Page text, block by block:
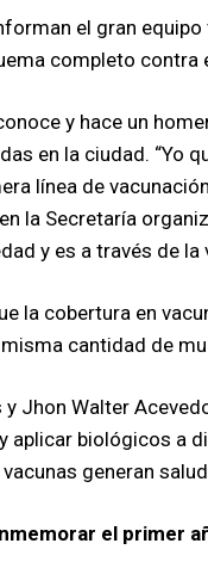
el gran
completo contra
y hace un
en la ciudad. “Yo
línea de
la Secretaría
y es a través de
la cobertura en
cantidad de
Jhon Walter
biológicos a
generan
el primer